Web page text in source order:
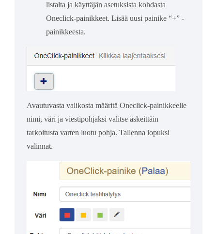
listalta ja käyttäjän asetuksista kohdasta
Oneclick-painikkeet. Lisää uusi painike “+” -
painikkeesta.
Avautuvasta valikosta määritä Oneclick-painikkeelle
nimi, väri ja viestipohjaksi valitse äskeittäin
tarkoitusta varten luotu pohja. Tallenna lopuksi
valinnat.